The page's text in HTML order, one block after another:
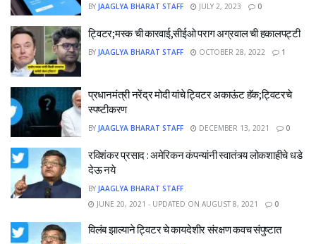
BY JAAGLYA BHARAT STAFF JULY 2, 2023 0
ट्विटर;मस्क ची कारवाई,सीईओ पराग अग्रवाल ची हकालपट्टी
BY JAAGLYA BHARAT STAFF OCTOBER 28, 2022 1
प्रधानमंत्री नरेंद्र मोदी यांचे ट्विटर अकाऊंट हॅक;ट्विटरचे
स्पष्टीकरण
BY JAAGLYA BHARAT STAFF DECEMBER 13, 2021 0
रविशंकर प्रसाद : अमेरिकन कंपन्यांनी स्वातंत्र्य लोकशाहीचे धडे
देऊ नये
BY JAAGLYA BHARAT STAFF
JUNE 20, 2021 - UPDATED ON AUGUST 8, 2021
0
विलंब झाल्याने ट्विटर चे कायदेशीर संरक्षण कवच संपुष्टात